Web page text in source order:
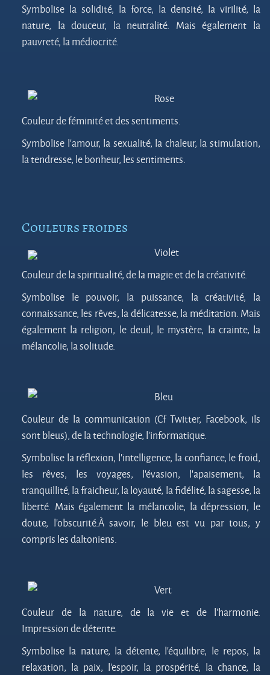
Symbolise la solidité, la force, la densité, la virilité, la
nature, la douceur, la neutralité. Mais également la
pauvreté, la médiocrité.
Rose
Couleur de féminité et des sentiments.
Symbolise l’amour, la sexualité, la chaleur, la stimulation,
la tendresse, le bonheur, les sentiments.
Couleurs froides
Violet
Couleur de la spiritualité, de la magie et de la créativité.
Symbolise le pouvoir, la puissance, la créativité, la
connaissance, les rêves, la délicatesse, la méditation. Mais
également la religion, le deuil, le mystère, la crainte, la
mélancolie, la solitude.
Bleu
Couleur de la communication (Cf Twitter, Facebook, ils
sont bleus), de la technologie, l’informatique.
Symbolise la réflexion, l’intelligence, la confiance, le froid,
les rêves, les voyages, l’évasion, l’apaisement, la
tranquillité, la fraicheur, la loyauté, la fidélité, la sagesse, la
liberté. Mais également la mélancolie, la dépression, le
doute, l’obscurité.À savoir, le bleu est vu par tous, y
compris les daltoniens.
Vert
Couleur de la nature, de la vie et de l’harmonie.
Impression de détente.
Symbolise la nature, la détente, l’équilibre, le repos, la
relaxation, la paix, l’espoir, la prospérité, la chance, la